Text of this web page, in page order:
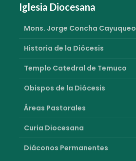
Iglesia Diocesana
Mons. Jorge Concha Cayuqueo
Historia de la Diócesis
Templo Catedral de Temuco
Obispos de la Diócesis
Áreas Pastorales
Curia Diocesana
Diáconos Permanentes